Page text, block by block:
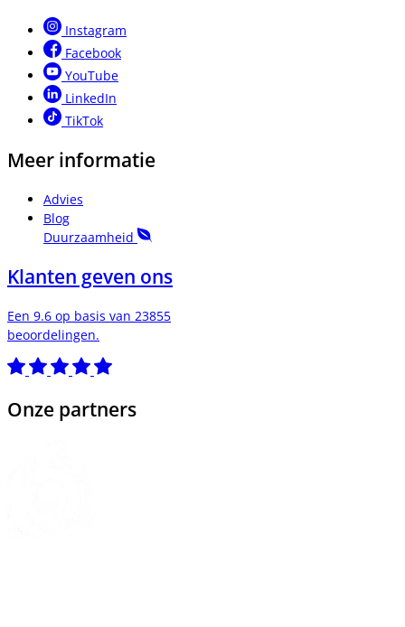
Instagram
Facebook
YouTube
LinkedIn
TikTok
Meer informatie
Advies
Blog
Duurzaamheid
Klanten geven ons
Een 9.6 op basis van 23855
beoordelingen.
Onze partners